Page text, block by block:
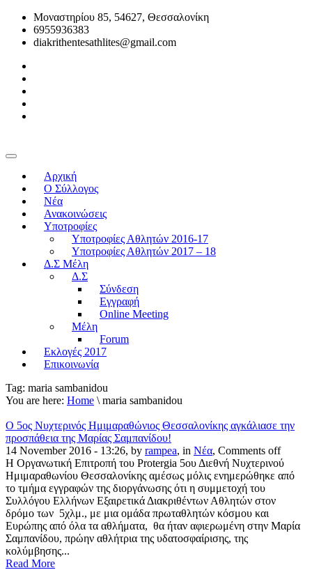
Μοναστηρίου 85, 54627, Θεσσαλονίκη
6955936383
diakrithentesathlites@gmail.com
Αρχική
O Σύλλογος
Νέα
Ανακοινώσεις
Υποτροφίες
Υποτροφίες Αθλητών 2016-17
Υποτροφίες Αθλητών 2017 – 18
Δ.Σ Μέλη
Δ.Σ
Σύνδεση
Εγγραφή
Online Meeting
Μέλη
Forum
Εκλογές 2017
Επικοινωνία
Tag: maria sambanidou
You are here: Home \ maria sambanidou
Ο 5ος Νυχτερινός Ημιμαραθώνιος Θεσσαλονίκης αγκάλιασε την
προσπάθεια της Μαρίας Σαμπανίδου!
14 November 2016 - 13:26, by rampea, in Νέα, Comments off
Η Οργανωτική Επιτροπή του Protergia 5ου Διεθνή Νυχτερινού
Ημιμαραθωνίου Θεσσαλονίκης αμέσως μόλις ενημερώθηκε από
το τμήμα εγγραφών της διοργάνωσης ότι η συμμετοχή του
Συλλόγου Ελλήνων Εξαιρετικά Διακριθέντων Αθλητών στον
δρόμο των 5χλμ., με μια ομάδα πρωταθλητών κόσμου και
Ευρώπης από όλα τα αθλήματα, θα ήταν αφιερωμένη στην Μαρία
Σαμπανίδου, πρώην αθλήτρια της υδατοσφαίρισης, της
κολύμβησης...
Read More